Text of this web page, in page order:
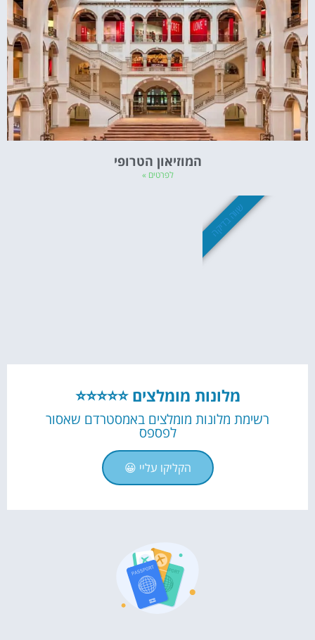
המוזיאון הטרופי
לפרטים »
מלונות מומלצים ⭐⭐⭐⭐⭐
רשימת מלונות מומלצים באמסטרדם שאסור
לפספס
הקליקו עליי 😀
שווה בדיקה